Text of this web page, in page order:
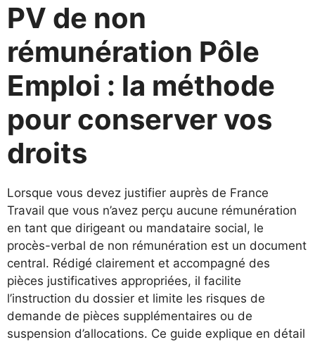
PV de non
rémunération Pôle
Emploi : la méthode
pour conserver vos
droits
Lorsque vous devez justifier auprès de France
Travail que vous n’avez perçu aucune rémunération
en tant que dirigeant ou mandataire social, le
procès-verbal de non rémunération est un document
central. Rédigé clairement et accompagné des
pièces justificatives appropriées, il facilite
l’instruction du dossier et limite les risques de
demande de pièces supplémentaires ou de
suspension d’allocations. Ce guide explique en détail